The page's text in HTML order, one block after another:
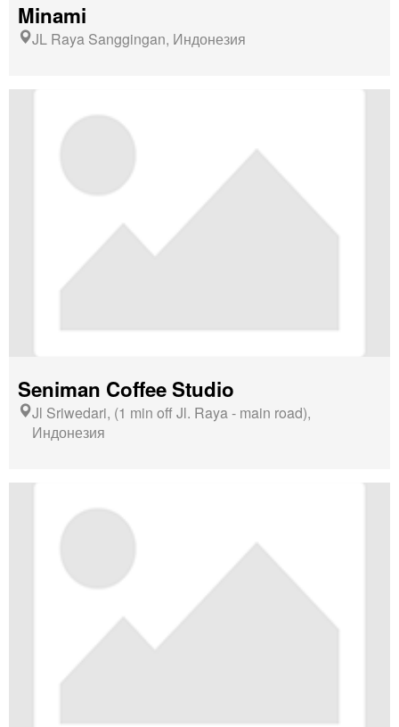
Minami
JL Raya Sanggingan, Индонезия
Seniman Coffee Studio
Jl Sriwedari, (1 min off Jl. Raya - main road),
Индонезия